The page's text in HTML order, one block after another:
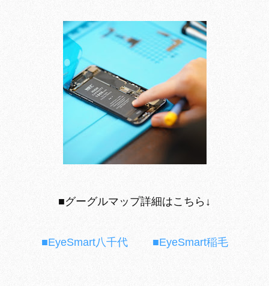
■グーグルマップ詳細はこちら↓
■EyeSmart八千代 ■EyeSmart稲毛